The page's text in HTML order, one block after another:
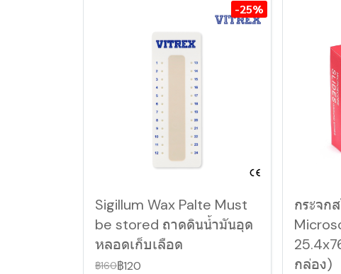
-25%
Sigillum Wax Palte Must
be stored ถาดดินน้ำมันอุด
หลอดเก็บเลือด
฿160฿120
กระจก
กล่อง)